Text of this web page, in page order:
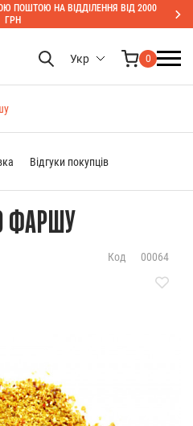
ПОШТОЮ НА ВІДДІЛЕННЯ ВІД 2000
ГРН
Укр 0
ФАРШУ
Код 00064
Відгуки покупців